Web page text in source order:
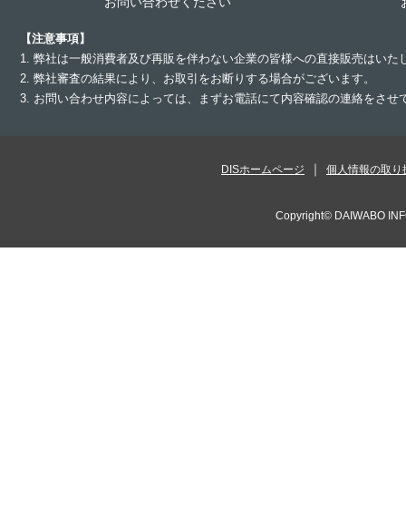
【注意事項】
1. 弊社は一般消費者及び再販を伴わない企業の皆様への直接販売はいた
2. 弊社審査の結果により、お取引をお断りする場合がございます。
3. お問い合わせ内容によっては、まずお電話にて内容確認の連絡をさ
DISホームページ 個人情報の取り
Copyright© DAIWABO